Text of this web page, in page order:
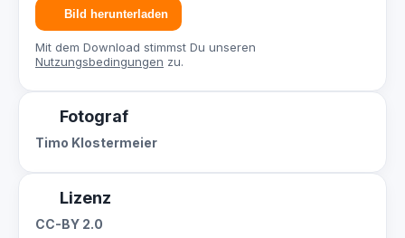
Bild herunterladen
Mit dem Download stimmst Du unseren
Nutzungsbedingungen zu.
Fotograf
Timo Klostermeier
Lizenz
CC-BY 2.0